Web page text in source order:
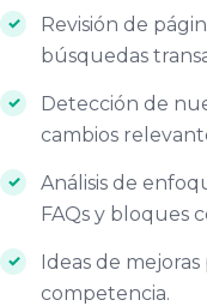
Revisión de
búsquedas
Detección de
cambios
Análisis de
FAQs y bloques
Ideas de
competencia.